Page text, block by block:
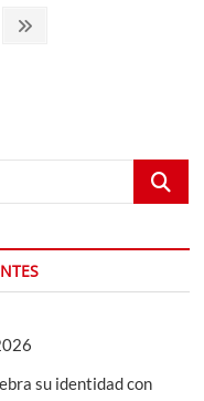
Página
Buscar...
su identidad con